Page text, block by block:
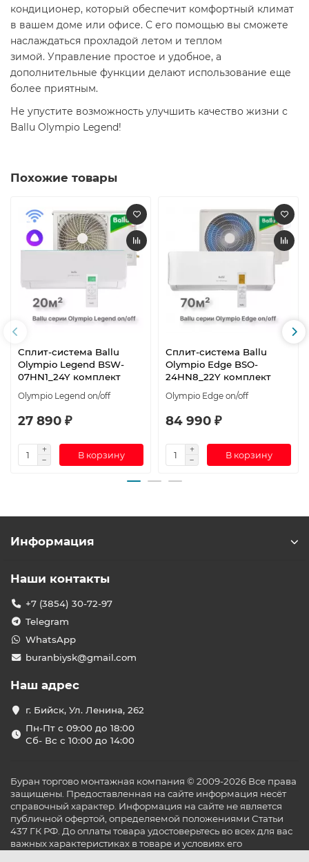
кондиционер, который обеспечит комфортный климат
в вашем доме или офисе. С его помощью вы сможете
наслаждаться прохладой летом и теплом
зимой. Управление простое и удобное, а
дополнительные функции делают использование еще
более приятным.​
Не упустите возможность улучшить качество жизни с
Ballu Olympio Legend!​
Похожие товары
Сплит-система Ballu
Olympio Legend BSW-
07HN1_24Y комплект
Olympio Legend on/off
27 890 ₽
В корзину
Сплит-система Ballu
Olympio Edge BSO-
24HN8_22Y комплект
Olympio Edge on/off
84 990 ₽
В корзину
Информация
Наши контакты
+7 (3854) 30-72-97
Telegram
WhatsApp
buranbiysk@gmail.com
Наш адрес
г. Бийск, Ул. Ленина, 262
Пн-Пт с 09:00 до 18:00
Сб- Вс с 10:00 до 14:00
Буран торгово монтажная компания © 2009-2026 Все права
защищены. Предоставленная на сайте информация несёт
справочный характер. Информация на сайте не является
публичной офертой, определяемой положениями Статьи
437 ГК РФ. До оплаты товара удостоверьтесь во всех для вас
важных характеристиках в товаре и условиях его